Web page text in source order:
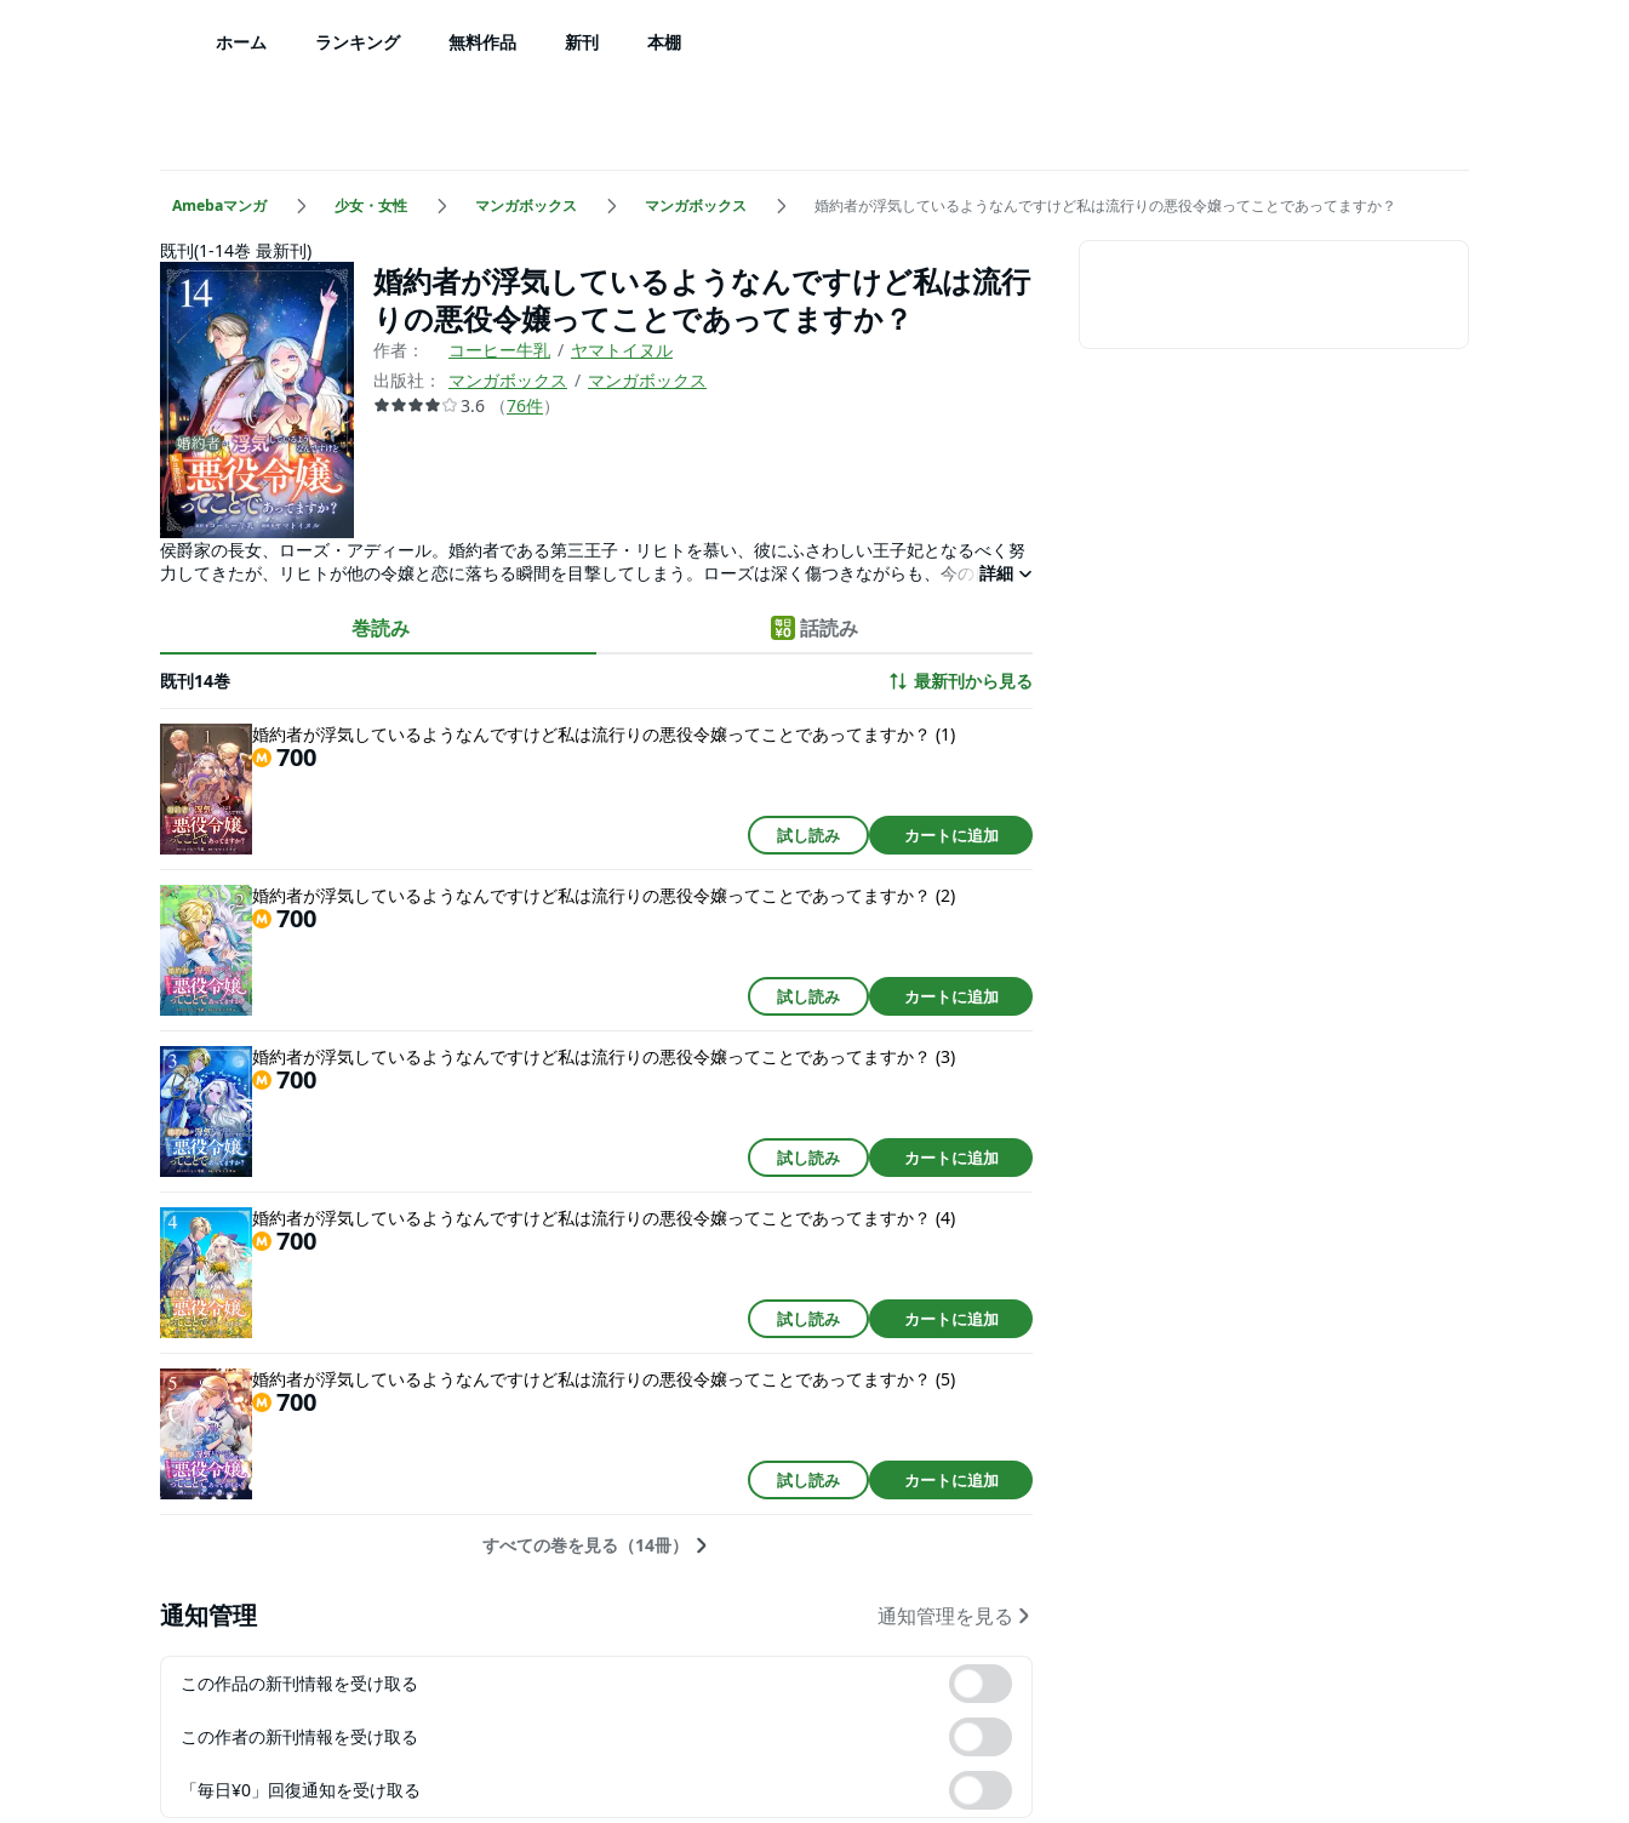
ホーム ランキング 無料作品 新刊 本棚
Amebaマンガ 少女・女性 マンガボックス マンガボックス 婚約者が浮気しているようなんですけど私は流行りの悪役令嬢ってことであってますか？
既刊(1-14巻 最新刊)
婚約者が浮気しているようなんですけど私は流行
りの悪役令嬢ってことであってますか？
作者： コーヒー牛乳
ヤマトイヌル
出版社：
マンガボックス
マンガボックス
3.6
（76件）
侯爵家の長女、ローズ・アディール。婚約者である第三王子・リヒトを慕い、彼にふさわしい王子妃となるべく努
力してきたが、リヒトが他の令嬢と恋に落ちる瞬間を目撃してしまう。ローズは深く傷つきながらも、今の自分の
役令嬢として立ちはだかり、二人の恋を燃え上がらせることでは…！？」失恋の涙をこらえ、リヒトの新しい恋を
応援するべく奮闘するローズ。そんな彼女に手を差し伸べたのは、リヒトの兄・リチャードだった…！果たしてロ
詳細
巻読み 話読み
既刊14巻 最新刊から見る
婚約者が浮気しているようなんですけど私は流行りの悪役令嬢ってことであってますか？ (1)
700
試し読み カートに追加
婚約者が浮気しているようなんですけど私は流行りの悪役令嬢ってことであってますか？ (2)
700
試し読み カートに追加
婚約者が浮気しているようなんですけど私は流行りの悪役令嬢ってことであってますか？ (3)
700
試し読み カートに追加
婚約者が浮気しているようなんですけど私は流行りの悪役令嬢ってことであってますか？ (4)
700
試し読み カートに追加
婚約者が浮気しているようなんですけど私は流行りの悪役令嬢ってことであってますか？ (5)
700
試し読み カートに追加
すべての巻を見る（14冊）
通知管理 通知管理を見る
この作品の新刊情報を受け取る
この作者の新刊情報を受け取る
「毎日¥0」回復通知を受け取る